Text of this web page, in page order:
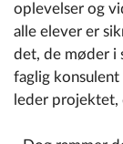
oplevelser og
alle elever er
det, de møder i
faglig
leder projektet,